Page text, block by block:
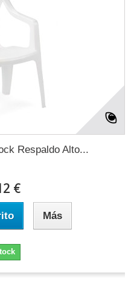
Respaldo Alto...
€
Más